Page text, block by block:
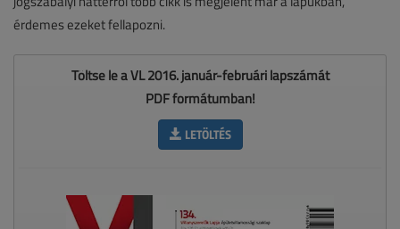
érdemes ezeket fellapozni.
Töltse le a VL 2016. január-februári lapszámát
PDF formátumban!
LETÖLTÉS